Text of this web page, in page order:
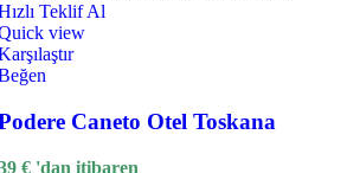
Teklif Al
view
Caneto Otel Toskana
€ 'dan itibaren